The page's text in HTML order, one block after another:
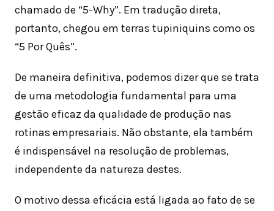
chamado de “5-Why”. Em tradução direta,
portanto, chegou em terras tupiniquins como os
“5 Por Quês”.
De maneira definitiva, podemos dizer que se trata
de uma metodologia fundamental para uma
gestão eficaz da qualidade de produção nas
rotinas empresariais. Não obstante, ela também
é indispensável na resolução de problemas,
independente da natureza destes.
O motivo dessa eficácia está ligada ao fato de se